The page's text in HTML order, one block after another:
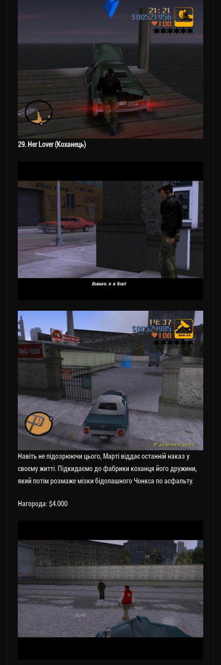
29. Her Lover (Коханець)
Навіть не підозрюючи цього, Марті віддає останній наказ у
своєму житті. Підкидаємо до фабрики коханця його дружини,
який потім розмаже мізки бідолашного Чонкса по асфальту.
Нагорода: $4.000